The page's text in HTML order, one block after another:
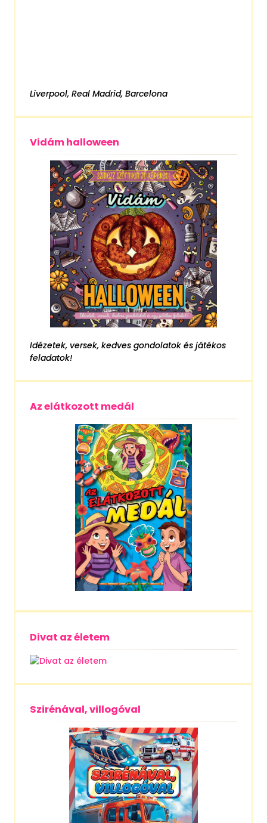
Liverpool, Real Madrid, Barcelona
Vidám halloween
Idézetek, versek, kedves gondolatok és játékos
feladatok!
Az elátkozott medál
Divat az életem
Szirénával, villogóval